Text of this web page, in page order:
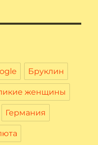
Бруклин
женщины
Германия